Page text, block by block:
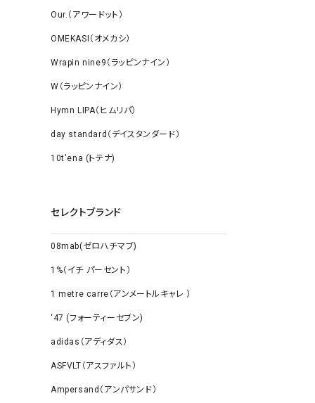
Our.（アワードット）
OMEKASI（オメカシ）
Wrapin nine9（ラッピンナイン）
W（ラッピンナイン）
Hymn LIPA（ヒムリパ）
day standard（デイスタンダード）
10t'ena (トテナ)
セレクトブランド
08mab(ゼロハチマブ)
1%（イチ パーセント）
1 metre carre（アンメートルキャレ ）
‘47 (フォーティーセブン)
adidas（アディダス）
ASFVLT（アスファルト）
Ampersand（アンパサンド）